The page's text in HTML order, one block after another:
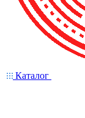
Каталог